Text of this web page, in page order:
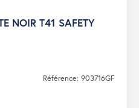
NOIR T41 SAFETY
Référence: 903716GF